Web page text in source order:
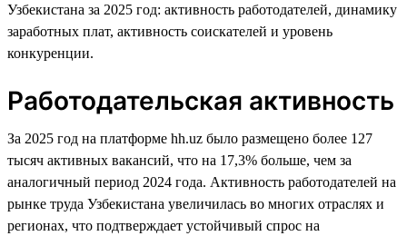
Узбекистана за 2025 год: активность работодателей, динамику
заработных плат, активность соискателей и уровень
конкуренции.
Работодательская активность
За 2025 год на платформе hh.uz было размещено более 127
тысяч активных вакансий, что на 17,3% больше, чем за
аналогичный период 2024 года. Активность работодателей на
рынке труда Узбекистана увеличилась во многих отраслях и
регионах, что подтверждает устойчивый спрос на